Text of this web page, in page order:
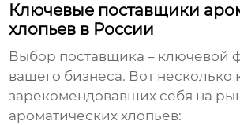
Ключевые поставщики
хлопьев в России
Выбор поставщика – ключевой
вашего бизнеса. Вот несколько
зарекомендовавших себя на
ароматических хлопьев: